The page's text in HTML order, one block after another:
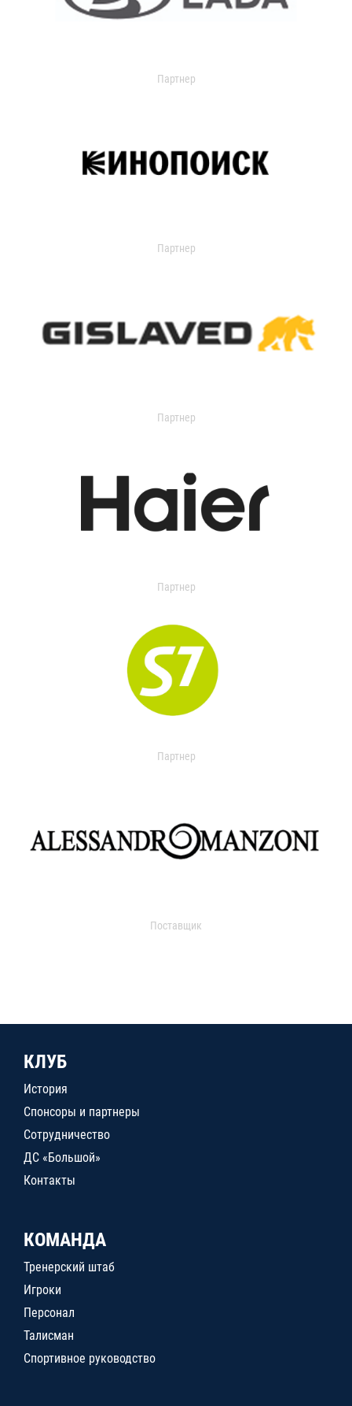
Партнер
Партнер
Партнер
Партнер
Партнер
Поставщик
КЛУБ
История
Спонсоры и партнеры
Сотрудничество
ДС «Большой»
Контакты
КОМАНДА
Тренерский штаб
Игроки
Персонал
Талисман
Спортивное руководство